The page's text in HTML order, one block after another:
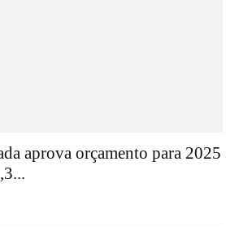
aprova orçamento para 2025